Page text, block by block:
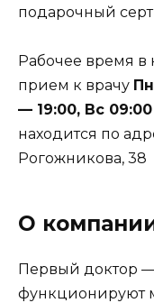
подарочный
Рабочее время в
прием к врачу
— 19:00, Вс
находится по
Рогожникова, 38
О
Первый доктор —
функционируют